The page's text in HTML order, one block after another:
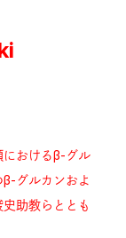
におけるβ-グル
グルカンおよ
助教らととも